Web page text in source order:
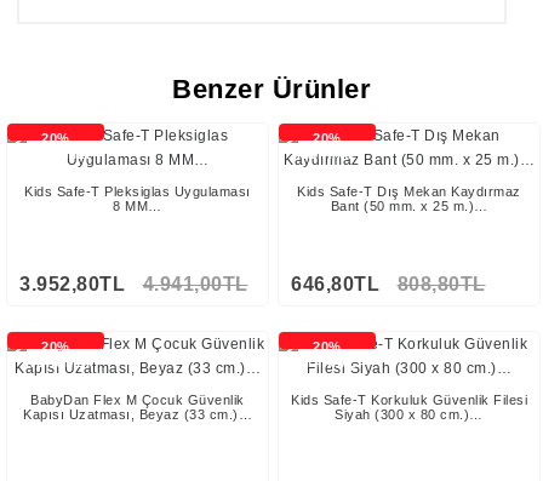
Benzer Ürünler
20%
İNDİRİMLİ
Kids Safe-T Pleksiglas Uygulaması
8 MM…
3.952,80TL 4.941,00TL
20%
İNDİRİMLİ
Kids Safe-T Dış Mekan Kaydırmaz
Bant (50 mm. x 25 m.)…
646,80TL 808,80TL
20%
İNDİRİMLİ
BabyDan Flex M Çocuk Güvenlik
Kapısı Uzatması, Beyaz (33 cm.)…
20%
İNDİRİMLİ
Kids Safe-T Korkuluk Güvenlik Filesi
Siyah (300 x 80 cm.)…